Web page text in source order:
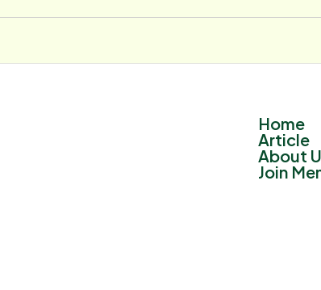
Home
Article
About
Join